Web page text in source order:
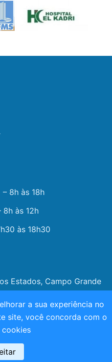
8h às 18h
8h às 12h
às 18h30
Estados, Campo Grande
. Todos os direitos
a sua experiência no
site, você concorda com o
cookies